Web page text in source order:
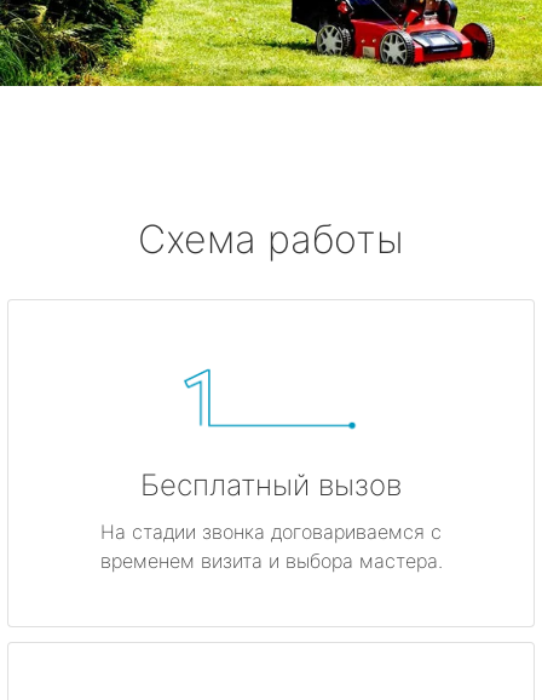
Схема работы
Бесплатный вызов
На стадии звонка договариваемся с
временем визита и выбора мастера.